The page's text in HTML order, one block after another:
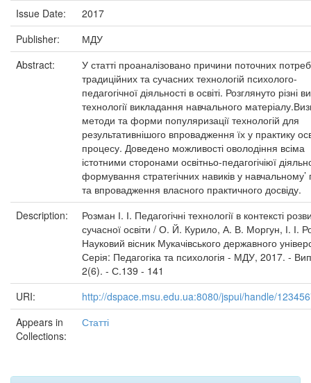
Issue Date:
2017
Publisher:
МДУ
Abstract:
У статті проаналізовано причини поточних потреб
традиційних та сучасних технологій психолого-
педагогічної діяльності в освіті. Розглянуто різні
технології викладання навчального
методи та форми популяризації технологій для
результативнішого впровадження їх у практику
процесу. Доведено можливості оволодіння всіма
істотними сторонами освітньо-педагогічіюї
формування стратегічних навиків у навчальному’
та впровадження власного практичного досвіду.
Description:
Розман І. І. Педагогічні технології в контексті
сучасної освіти / О. Й. Курило, А. В. Моргун, І. І.
Науковий вісник Мукачівського державного
Серія: Педагогіка та психологія - МДУ, 2017. -
2(6). - С.139 - 141
URI:
http://dspace.msu.edu.ua:8080/jspui/handle/
Appears in
Collections:
Статті